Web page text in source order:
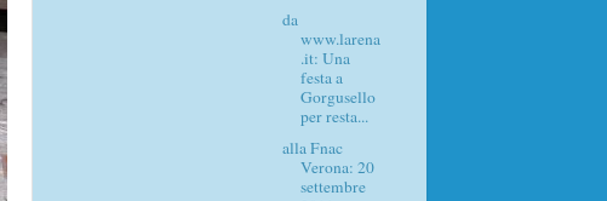
da
www.larena
.it: Una
festa a
Gorgusello
per resta...
alla Fnac
Verona: 20
settembre